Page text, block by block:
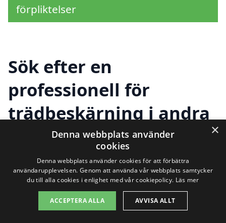
förpliktelser
Sök efter en
professionell för
trädbeskärning i andra
städer nära Utvälinge
Att hitta en pålitlig tjänst för
trädbeskärning i Utvälingekan ibland
kännas som en utmaning. Men det finns
×
Denna webbplats använder
cookies
Denna webbplats använder cookies för att förbättra
användarupplevelsen. Genom att använda vår webbplats samtycker
du till alla cookies i enlighet med vår cookiepolicy. Läs mer
ACCEPTERA ALLA AVVISA ALLT